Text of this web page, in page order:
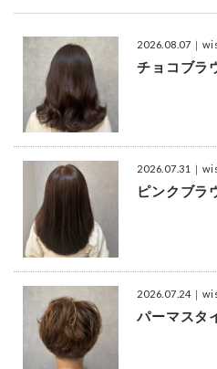
2026.08.07 ｜
チョコブラ
2026.07.31 ｜
ピンクブラ
2026.07.24 ｜
パーマスタ